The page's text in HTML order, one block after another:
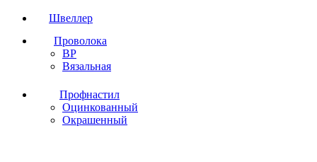
Швеллер
Проволока
ВР
Вязальная
Профнастил
Оцинкованный
Окрашенный